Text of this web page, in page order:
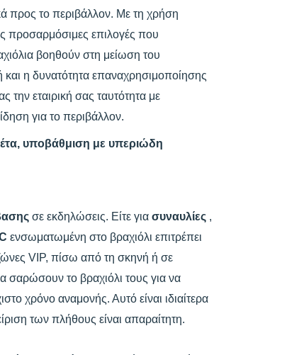
προς το περιβάλλον. Με τη χρήση
προσαρμόσιμες επιλογές που
βοηθούν στη μείωση του
η δυνατότητα επαναχρησιμοποίησης
την εταιρική σας ταυτότητα με
για το περιβάλλον.
υποβάθμιση με υπεριώδη
σε εκδηλώσεις. Είτε για συναυλίες ,
ενσωματωμένη στο βραχιόλι επιτρέπει
VIP, πίσω από τη σκηνή ή σε
σαρώσουν το βραχιόλι τους για να
χρόνο αναμονής. Αυτό είναι ιδιαίτερα
των πλήθους είναι απαραίτητη.